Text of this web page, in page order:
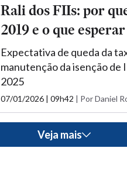
Rali dos FIIs: por
2019 e o que
Expectativa de queda da
manutenção da isenção de
2025
07/01/2026 | 09h42 | Por Daniel
Veja mais